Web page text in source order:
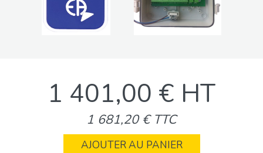
1 401,00 € HT
1 681,20 € TTC
AJOUTER AU PANIER